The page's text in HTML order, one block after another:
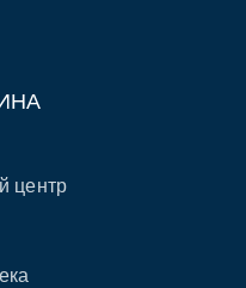
центр